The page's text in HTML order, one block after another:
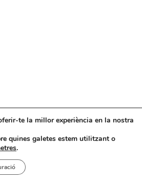
te la millor experiència en la nostra
quines galetes estem utilitzant o
.